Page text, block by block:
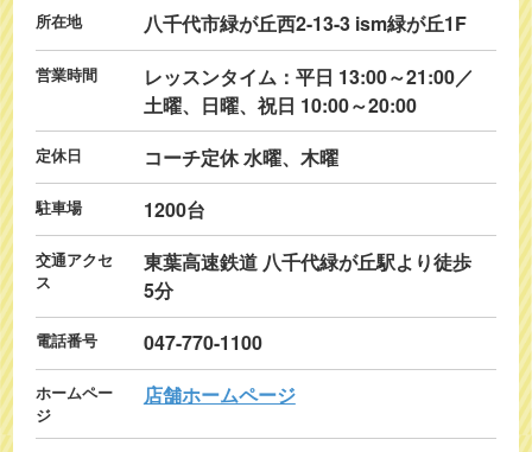
所在地 八千代市緑が丘西2-13-3 ism緑が丘1F
営業時間
レッスンタイム：平日 13:00～21:00／
土曜、日曜、祝日 10:00～20:00
定休日 コーチ定休 水曜、木曜
駐車場 1200台
交通アクセ
ス
東葉高速鉄道 八千代緑が丘駅より徒歩
5分
電話番号 047-770-1100
ホームペー
ジ
店舗ホームページ